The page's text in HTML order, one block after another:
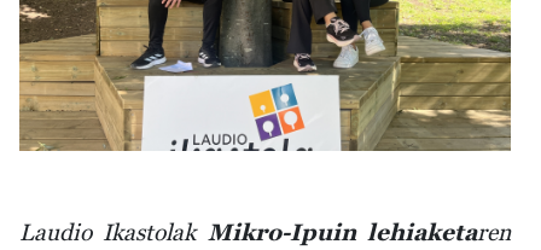
Laudio Ikastolak Mikro-Ipuin lehiaketaren